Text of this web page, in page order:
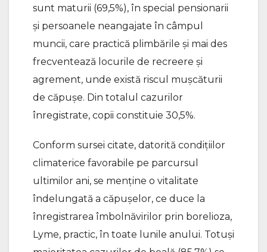
sunt maturii (69,5%), în special pensionarii
și persoanele neangajate în câmpul
muncii, care practică plimbările și mai des
frecventează locurile de recreere și
agrement, unde există riscul mușcăturii
de căpușe. Din totalul cazurilor
înregistrate, copii constituie 30,5%.
Conform sursei citate, datorită condițiilor
climaterice favorabile pe parcursul
ultimilor ani, se menține o vitalitate
îndelungată a căpușelor, ce duce la
înregistrarea îmbolnăvirilor prin borelioza,
Lyme, practic, în toate lunile anului. Totuși